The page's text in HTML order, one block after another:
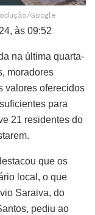
Google
às 09:52
na última quarta-
moradores
valores oferecidos
para
21 residentes do
que os
local, o que
Saraiva, do
pediu ao